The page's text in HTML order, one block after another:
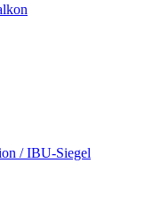
/ IBU-Siegel